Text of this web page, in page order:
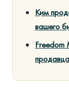
Ким
вашего
Freedom